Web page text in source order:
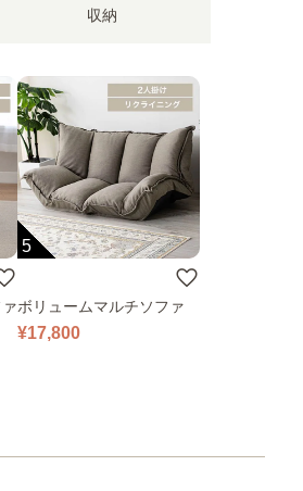
収納
5
ボリュームマルチソファ
¥17,800